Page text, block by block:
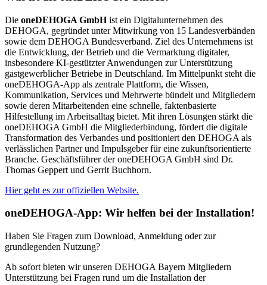
Die oneDEHOGA GmbHist ein Digitalunternehmen des
DEHOGA, gegründet unter Mitwirkung von 15 Landesverbänden
sowie dem DEHOGA Bundesverband. Ziel des Unternehmens ist
die Entwicklung, der Betrieb und die Vermarktung digitaler,
insbesondere KI-gestützter Anwendungen zur Unterstützung
gastgewerblicher Betriebe in Deutschland. Im Mittelpunkt steht die
oneDEHOGA-App als zentrale Plattform, die Wissen,
Kommunikation, Services und Mehrwerte bündelt und Mitgliedern
sowie deren Mitarbeitenden eine schnelle, faktenbasierte
Hilfestellung im Arbeitsalltag bietet. Mit ihren Lösungen stärkt die
oneDEHOGA GmbH die Mitgliederbindung, fördert die digitale
Transformation des Verbandes und positioniert den DEHOGA als
verlässlichen Partner und Impulsgeber für eine zukunftsorientierte
Branche. Geschäftsführer der oneDEHOGA GmbH sind Dr.
Thomas Geppert und Gerrit Buchhorn.
Hier geht es zur offiziellen Website.
oneDEHOGA-App: Wir helfen bei der Installation!
Haben Sie Fragen zum Download, Anmeldung oder zur
grundlegenden Nutzung?
Ab sofort bieten wir unseren DEHOGA Bayern Mitgliedern
Unterstützung bei Fragen rund um die Installation der